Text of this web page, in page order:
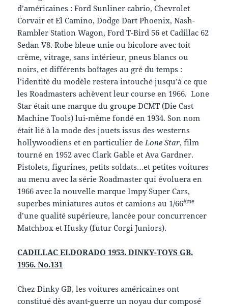
d’américaines : Ford Sunliner cabrio, Chevrolet
Corvair et El Camino, Dodge Dart Phoenix, Nash-
Rambler Station Wagon, Ford T-Bird 56 et Cadillac 62
Sedan V8. Robe bleue unie ou bicolore avec toit
crème, vitrage, sans intérieur, pneus blancs ou
noirs, et différents boîtages au gré du temps :
l’identité du modèle restera intouché jusqu’à ce que
les Roadmasters achèvent leur course en 1966. Lone
Star était une marque du groupe DCMT (Die Cast
Machine Tools) lui-même fondé en 1934. Son nom
était lié à la mode des jouets issus des westerns
hollywoodiens et en particulier de Lone Star, film
tourné en 1952 avec Clark Gable et Ava Gardner.
Pistolets, figurines, petits soldats…et petites voitures
au menu avec la série Roadmaster qui évoluera en
1966 avec la nouvelle marque Impy Super Cars,
superbes miniatures autos et camions au 1/66ème
d’une qualité supérieure, lancée pour concurrencer
Matchbox et Husky (futur Corgi Juniors).
CADILLAC ELDORADO 1953. DINKY-TOYS GB.
1956. No.131
Chez Dinky GB, les voitures américaines ont
constitué dès avant-guerre un noyau dur composé